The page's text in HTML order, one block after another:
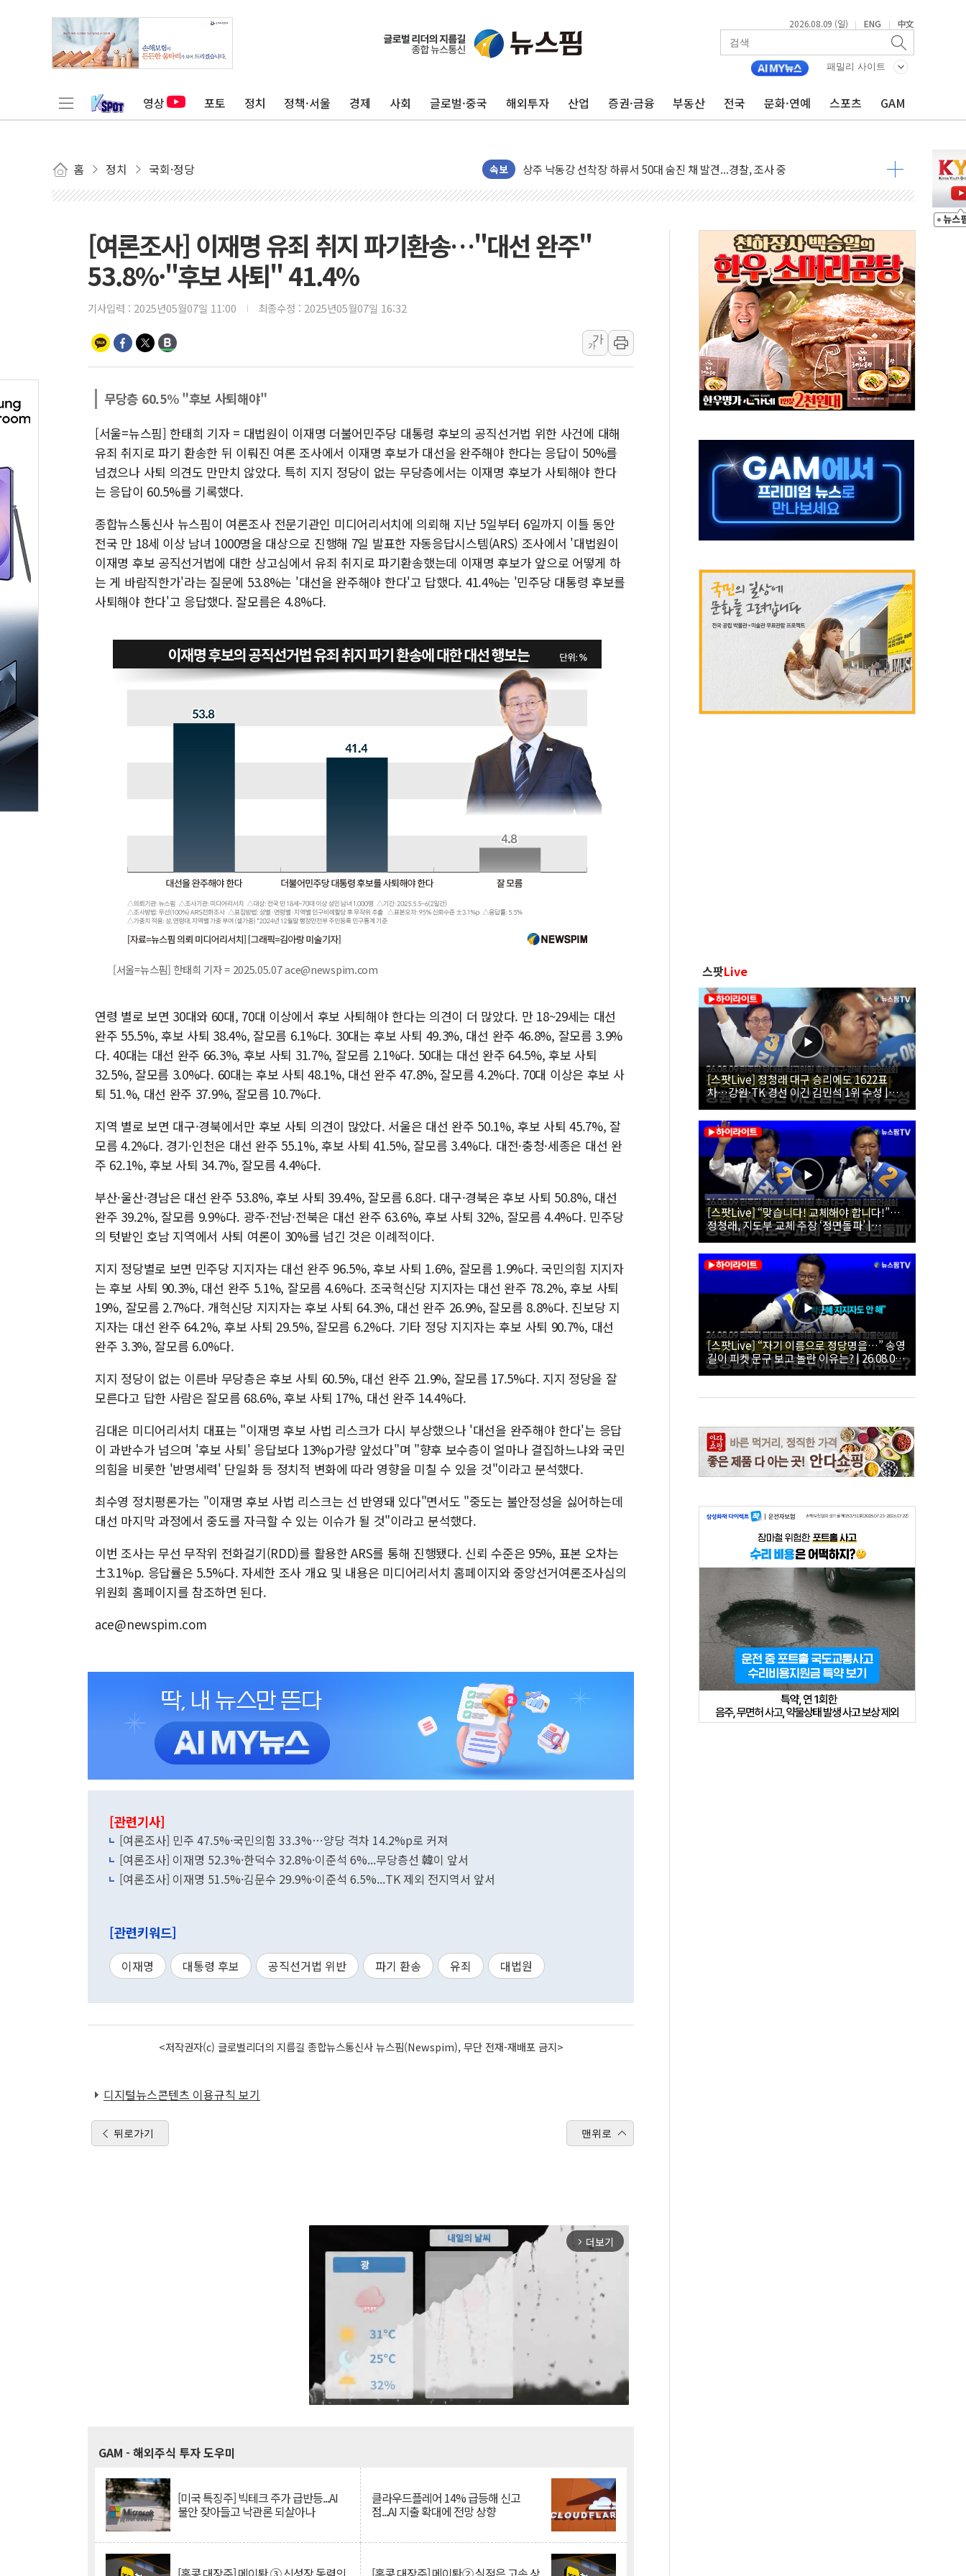
2026.08.09 (일) | ENG | 中文
패밀리 사이트
영상 포토 정치 정책·서울 경제 사회 글로벌·중국 해외투자 산업 증권·금융 부동산 전국 문화·연예 스포츠 GAM
홈 정치 국회·정당 속보
평택 진위면 공장서 질식사고 발생…작업자 1명 숨져
포항 블루밸리 국가산단에 '철강 AI융합실증센터' 들어선다
[종합] 김민석, 정청래에 누적 1.48%p 차 선두 유지...金 46.01% vs 鄭 44.53%
민주당 경북도당위원장에 오중기 당선...합산득표율 68.63%
김민석, 강원·대구·경북 경선서 정청래에 승리…金 48.54% vs 鄭 44.40%
[속보] 민주, 강원·대구·경북 경선 결과...김민석 48.54% 정청래 44.40%
[속보] 민주, 경북 경선 결과 발표...김민석 47.37% 정청래 45.71% 송영길 6.92%
[속보] 민주, 대구 경선 결과 발표...정청래 47.82% 김민석 46.35% 송영길 5.83%
[속보] 민주, 강원 경선 결과 발표...김민석 50.30% 정청래 41.94% 송영길 7.76%
정재헌 CEO, SKT 장기고객 400명 맞이…"마음 잇는 시간 되길"
최태원, 노소영에 9440억 지급 확정되나…재상고 앞두고 막판 셈법
하나금융, 명동 소상공인에 '행복상자' 전달
인천시 광복절 현수막 '태극기 거꾸로' 논란…이틀만에 철거
병무청, 보충역 전면 손질… 예술·체육요원 최대 33% 감축
홈플러스發 대형마트 판매, 역대 최대폭 감소한 9.4%↓…유통업계 양극화 심화
윤준병·이해민 의원, '정부 특사'로 콜롬비아 대통령 취임식 참석
'호우·산사태 주의보' 울진 시간당 30mm 강한 비...호우 피해 없어
여야, 황희 '버스 하우스' 공방…野 "청년 우롱 기괴" vs 與 "송구한 해프닝"
[여론조사] 이재명 유죄 취지 파기환송…"대선 완주"
53.8%·"후보 사퇴" 41.4%
기사입력 : 2025년05월07일 11:00 최종수정 : 2025년05월07일 16:32
가
가
무당층 60.5% "후보 사퇴해야"
[서울=뉴스핌] 한태희 기자 = 대법원이 이재명 더불어민주당 대통령 후보의 공직선거법 위한 사건에 대해
유죄 취지로 파기 환송한 뒤 이뤄진 여론 조사에서 이재명 후보가 대선을 완주해야 한다는 응답이 50%를
넘겼으나 사퇴 의견도 만만치 않았다. 특히 지지 정당이 없는 무당층에서는 이재명 후보가 사퇴해야 한다
는 응답이 60.5%를 기록했다.
종합뉴스통신사 뉴스핌이 여론조사 전문기관인 미디어리서치에 의뢰해 지난 5일부터 6일까지 이틀 동안
전국 만 18세 이상 남녀 1000명을 대상으로 진행해 7일 발표한 자동응답시스템(ARS) 조사에서 '대법원이
이재명 후보 공직선거법에 대한 상고심에서 유죄 취지로 파기환송했는데 이재명 후보가 앞으로 어떻게 하
는 게 바람직한가'라는 질문에 53.8%는 '대선을 완주해야 한다'고 답했다. 41.4%는 '민주당 대통령 후보를
사퇴해야 한다'고 응답했다. 잘모름은 4.8%다.
[서울=뉴스핌] 한태희 기자 = 2025.05.07 ace@newspim.com
연령 별로 보면 30대와 60대, 70대 이상에서 후보 사퇴해야 한다는 의견이 더 많았다. 만 18~29세는 대선
완주 55.5%, 후보 사퇴 38.4%, 잘모름 6.1%다. 30대는 후보 사퇴 49.3%, 대선 완주 46.8%, 잘모름 3.9%
다. 40대는 대선 완주 66.3%, 후보 사퇴 31.7%, 잘모름 2.1%다. 50대는 대선 완주 64.5%, 후보 사퇴
32.5%, 잘모름 3.0%다. 60대는 후보 사퇴 48.1%, 대선 완주 47.8%, 잘모름 4.2%다. 70대 이상은 후보 사
퇴 51.%, 대선 완주 37.9%, 잘모름 10.7%다.
지역 별로 보면 대구·경북에서만 후보 사퇴 의견이 많았다. 서울은 대선 완주 50.1%, 후보 사퇴 45.7%, 잘
모름 4.2%다. 경기·인천은 대선 완주 55.1%, 후보 사퇴 41.5%, 잘모름 3.4%다. 대전·충청·세종은 대선 완
주 62.1%, 후보 사퇴 34.7%, 잘모름 4.4%다.
부산·울산·경남은 대선 완주 53.8%, 후보 사퇴 39.4%, 잘모름 6.8다. 대구·경북은 후보 사퇴 50.8%, 대선
완주 39.2%, 잘모름 9.9%다. 광주·전남·전북은 대선 완주 63.6%, 후보 사퇴 32%, 잘모름 4.4%다. 민주당
의 텃밭인 호남 지역에서 사퇴 여론이 30%를 넘긴 것은 이례적이다.
지지 정당별로 보면 민주당 지지자는 대선 완주 96.5%, 후보 사퇴 1.6%, 잘모름 1.9%다. 국민의힘 지지자
는 후보 사퇴 90.3%, 대선 완주 5.1%, 잘모름 4.6%다. 조국혁신당 지지자는 대선 완주 78.2%, 후보 사퇴
19%, 잘모름 2.7%다. 개혁신당 지지자는 후보 사퇴 64.3%, 대선 완주 26.9%, 잘모름 8.8%다. 진보당 지
지자는 대선 완주 64.2%, 후보 사퇴 29.5%, 잘모름 6.2%다. 기타 정당 지지자는 후보 사퇴 90.7%, 대선
완주 3.3%, 잘모름 6.0%다.
지지 정당이 없는 이른바 무당층은 후보 사퇴 60.5%, 대선 완주 21.9%, 잘모름 17.5%다. 지지 정당을 잘
모른다고 답한 사람은 잘모름 68.6%, 후보 사퇴 17%, 대선 완주 14.4%다.
김대은 미디어리서치 대표는 "이재명 후보 사법 리스크가 다시 부상했으나 '대선을 완주해야 한다'는 응답
이 과반수가 넘으며 '후보 사퇴' 응답보다 13%p가량 앞섰다"며 "향후 보수층이 얼마나 결집하느냐와 국민
의힘을 비롯한 '반명세력' 단일화 등 정치적 변화에 따라 영향을 미칠 수 있을 것"이라고 분석했다.
최수영 정치평론가는 "이재명 후보 사법 리스크는 선 반영돼 있다"면서도 "중도는 불안정성을 싫어하는데
대선 마지막 과정에서 중도를 자극할 수 있는 이슈가 될 것"이라고 분석했다.
이번 조사는 무선 무작위 전화걸기(RDD)를 활용한 ARS를 통해 진행됐다. 신뢰 수준은 95%, 표본 오차는
±3.1%p. 응답률은 5.5%다. 자세한 조사 개요 및 내용은 미디어리서치 홈페이지와 중앙선거여론조사심의
위원회 홈페이지를 참조하면 된다.
ace@newspim.com
[관련기사]
[여론조사] 민주 47.5%·국민의힘 33.3%…양당 격차 14.2%p로 커져
[여론조사] 이재명 52.3%·한덕수 32.8%·이준석 6%...무당층선 韓이 앞서
[여론조사] 이재명 51.5%·김문수 29.9%·이준석 6.5%...TK 제외 전지역서 앞서
[관련키워드]
이재명 대통령 후보 공직선거법 위반 파기 환송 유죄 대법원
<저작권자(c) 글로벌리더의 지름길 종합뉴스통신사 뉴스핌(Newspim), 무단 전재-재배포 금지>
디지털뉴스콘텐츠 이용규칙 보기
뒤로가기 맨위로
arrow_forward_ios 더보기
GAM - 해외주식 투자 도우미
[미국 특징주] 빅테크 주가 급반등...AI
불안 잦아들고 낙관론 되살아나
클라우드플레어 14% 급등해 신고
점...AI 지출 확대에 전망 상향
스팟Live
[스팟Live] 정청래 대구 승리에도 1622표
차…강원·TK 경선 이긴 김민석 1위 수성 |
26.08.09 더불어민주당 당대표·최고위원 후
보 대구·경북 합동연설회
[스팟Live] “맞습니다! 교체해야 합니다!”…
정청래, 지도부 교체 주장 ‘정면돌파’ |
26.08.09 더불어민주당 당대표·최고위원 후
보 대구·경북 합동연설회
[스팟Live] “자기 이름으로 정당명을…” 송영
길이 피켓 문구 보고 놀란 이유는? | 26.08.09
더불어민주당 당대표·최고위원 후보 대구·경